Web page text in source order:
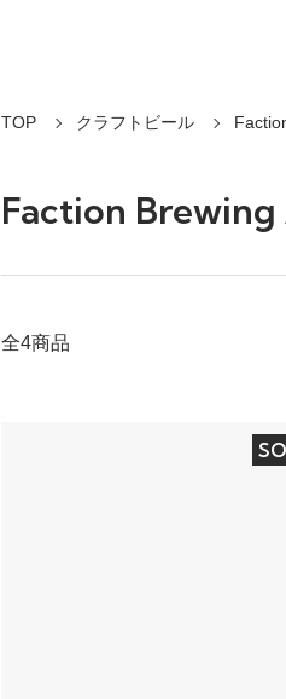
TOP クラフトビール
Faction Brewing
全4商品